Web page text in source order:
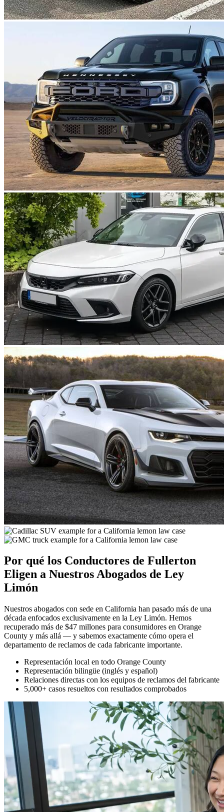
Por qué los Conductores de Fullerton
Eligen a NuestrosAbogados de Ley
Limón
Nuestros abogados con sede en California han pasado más de una
década enfocados exclusivamente en la Ley Limón. Hemos
recuperado más de $47 millones para consumidores en Orange
County y más allá — y sabemos exactamente cómo opera el
departamento de reclamos de cada fabricante importante.
Representación local en todo Orange County
Representación bilingüe (inglés y español)
Relaciones directas con los equipos de reclamos del fabricante
5,000+ casos resueltos con resultados comprobados